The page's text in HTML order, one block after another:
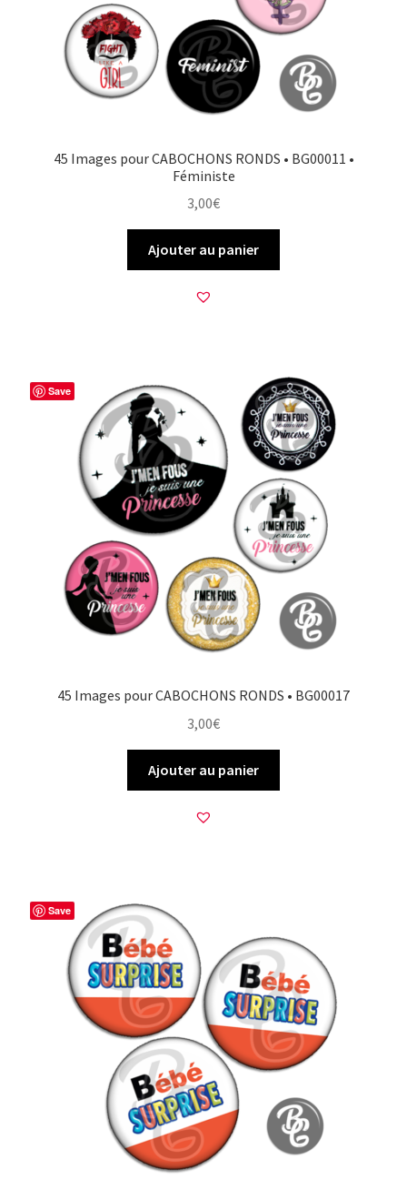
45 Images pour CABOCHONS RONDS • BG00011 •
Féministe
3,00€
Ajouter au panier
Save
45 Images pour CABOCHONS RONDS • BG00017
3,00€
Ajouter au panier
Save